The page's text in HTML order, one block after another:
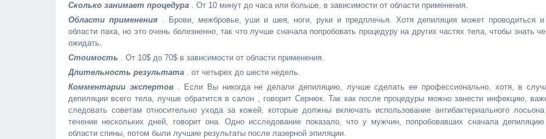
Сколько занимает процедура . От 10 минут до часа или больше, в зависимости от области применения.
Области применения. Брови, межбровье, уши и шея, ноги, руки и предплечья. Хотя депиляция может проводиться
области паха, но это очень болезненно, так что лучше сначала попробовать процедуру на других частях тела, чтобы знать
ожидать.
Стоимость . От 10$ до 70$ в зависимости от области применения.
Длительность результата . от четырех до шести недель.
Комментарии экспертов. Если Вы никогда не делали депиляцию, лучше сделать ее профессионально, хотя, в
депиляции всего тела, лучше обратится в салон , говорит Сернюк. Так как после процедуры можно занести инфекцию,
следовать советам относительно ухода за кожей, которые должны включать использование антибактериального
течение нескольких дней, говорит она. Одно исследование показало, что у мужчин, попробовавших сначала
области спины, потом были лучшие результаты после лазерной эпиляции.